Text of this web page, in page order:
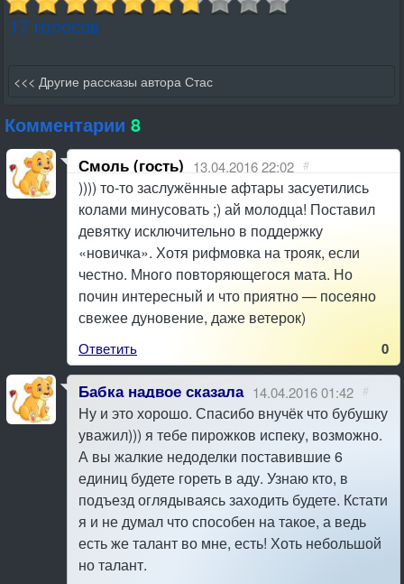
17 голосов
<<< Другие рассказы автора Стас
Комментарии 8
Смоль (гость) 13.04.2016 22:02 #
)))) то-то заслужённые афтары засуетились
колами минусовать ;) ай молодца! Поставил
девятку исключительно в поддержку
«новичка». Хотя рифмовка на трояк, если
честно. Много повторяющегося мата. Но
почин интересный и что приятно — посеяно
свежее дуновение, даже ветерок)
Ответить 0
Бабка надвое сказала 14.04.2016 01:42 #
Ну и это хорошо. Спасибо внучёк что бубушку
уважил))) я тебе пирожков испеку, возможно.
А вы жалкие недоделки поставившие 6
единиц будете гореть в аду. Узнаю кто, в
подъезд оглядываясь заходить будете. Кстати
я и не думал что способен на такое, а ведь
есть же талант во мне, есть! Хоть небольшой
но талант.